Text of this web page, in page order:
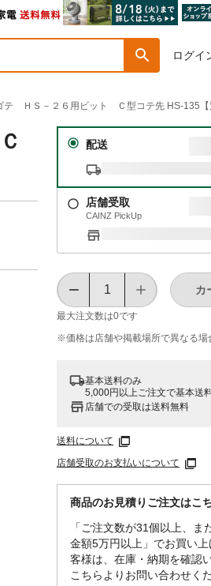
ログイ
テ ＨＳ－２６用ビット Ｃ型コテ先 HS-135【
配送
店舗受取
CAINZ PickUp
最大注文数は0です
カ
※価格は​店舗や​掲載場所で​異なる​場
基本送料のみ
5,000円以上ご注文で基本送
店舗での受取は送料無料
送料について
店舗受取のお支払いについて
商品のお見積りご注文はこ
「ご注文数が31個以上、ま
金額5万円以上」でお買い
客様は、在庫・納期を確認
こちらよりお問い合わせく